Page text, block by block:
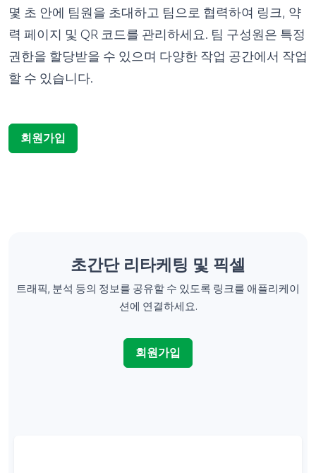
력 페이지 및 QR 코드를 관리하세요. 팀 구성원은 특정
권한을 할당받을 수 있으며 다양한 작업 공간에서 작업
할 수 있습니다.
회원가입
트래픽, 분석 등의 정보를 공유할 수 있도록 링크를 애플리케이
션에 연결하세요.
회원가입